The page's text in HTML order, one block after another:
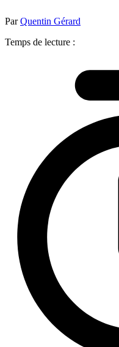
ParQuentin Gérard
Temps de lecture :